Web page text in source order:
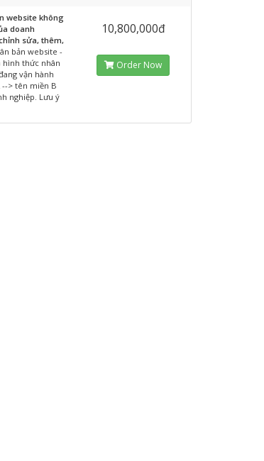
website không
doanh
sửa, thêm,
bản website -
hình thức nhân
vận hành
> tên miền B
nghiệp. Lưu ý
10,800,000đ
Order Now